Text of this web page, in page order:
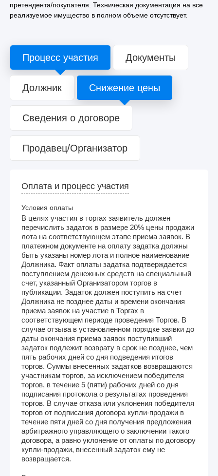
претендента/покупателя. Техническая документация на все
реализуемое имущество в полном объеме отсутствует.
Процесс участия Документы
Должник Снижение цены
Сведения о договоре
Продавец/Организатор
Оплата и процесс участия
Условия оплаты
В целях участия в торгах заявитель должен
перечислить задаток в размере 20% цены продажи
лота на соответствующем этапе приема заявок. В
платежном документе на оплату задатка должны
быть указаны номер лота и полное наименование
Должника. Факт оплаты задатка подтверждается
поступлением денежных средств на специальный
счет, указанный Организатором торгов в
публикации. Задаток должен поступить на счет
Должника не позднее даты и времени окончания
приема заявок на участие в Торгах в
соответствующем периоде проведения Торгов. В
случае отзыва в установленном порядке заявки до
даты окончания приема заявок поступивший
задаток подлежит возврату в срок не позднее, чем
пять рабочих дней со дня подведения итогов
торгов. Суммы внесенных задатков возвращаются
участникам торгов, за исключением победителя
торгов, в течение 5 (пяти) рабочих дней со дня
подписания протокола о результатах проведения
торгов. В случае отказа или уклонения победителя
торгов от подписания договора купли-продажи в
течение пяти дней со дня получения предложения
арбитражного управляющего о заключении такого
договора, а равно уклонение от оплаты по договору
купли-продажи, внесенный задаток ему не
возвращается.